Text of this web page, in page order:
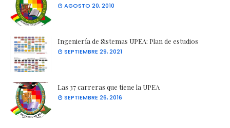
AGOSTO 20, 2010
Ingeniería de Sistemas UPEA: Plan de estudios
SEPTIEMBRE 29, 2021
Las 37 carreras que tiene la UPEA
SEPTIEMBRE 26, 2016